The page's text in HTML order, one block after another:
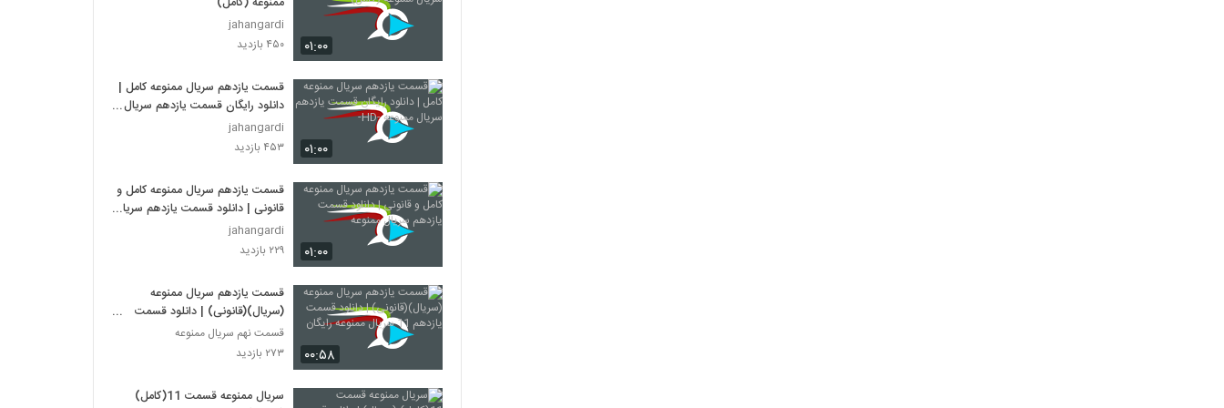
۰۱:۰۰
jahangardi
۴۵۰ بازدید
۰۱:۰۰
قسمت یازدهم سریال ممنوعه کامل |
دانلود رایگان قسمت یازدهم سریال
ممنوعه -HD-
jahangardi
۴۵۳ بازدید
۰۱:۰۰
قسمت یازدهم سریال ممنوعه کامل و
قانونی | دانلود قسمت یازدهم سریال
ممنوعه
jahangardi
۲۲۹ بازدید
۰۰:۵۸
قسمت یازدهم سریال ممنوعه
(سریال)(قانونی) | دانلود قسمت
یازدهم 11 سریال ممنوعه رایگان
قسمت نهم سریال ممنوعه
۲۷۳ بازدید
سریال ممنوعه قسمت 11(کامل)